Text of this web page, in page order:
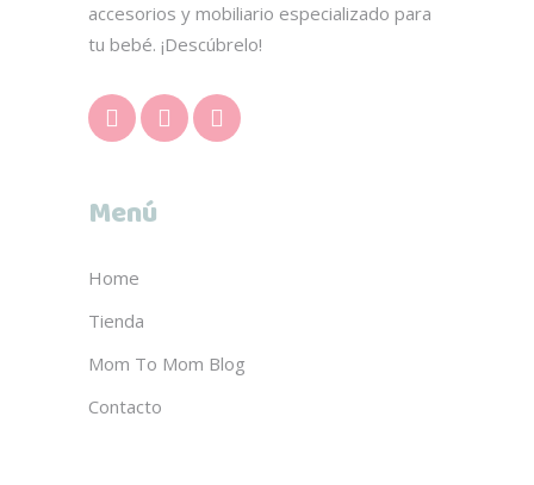
accesorios y mobiliario especializado para
tu bebé. ¡Descúbrelo!
Menú
Home
Tienda
Mom To Mom Blog
Contacto